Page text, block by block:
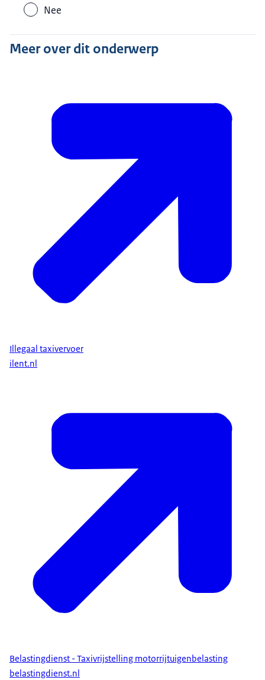
Nee
Meer over dit onderwerp
Illegaal taxivervoer
ilent.nl
Belastingdienst - Taxivrijstelling motorrijtuigenbelasting
belastingdienst.nl